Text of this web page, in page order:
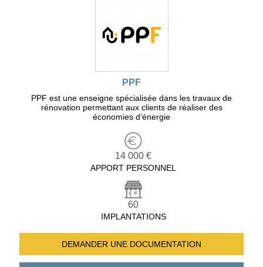
PPF
PPF est une enseigne spécialisée dans les travaux de
rénovation permettant aux clients de réaliser des
économies d’énergie
14 000 €
APPORT PERSONNEL
60
IMPLANTATIONS
DEMANDER UNE DOCUMENTATION